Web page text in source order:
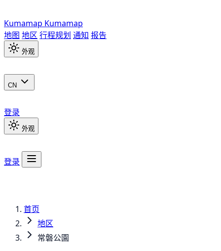
Kumamap Kumamap
地图 地区 行程规划 通知 报告
外观
CN
登录
外观
登录
首页
地区
常磐公園